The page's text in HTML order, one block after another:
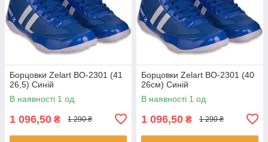
Борцовки Zelart BO-2301 (41
26,5) Синій
В наявності 1 од.
1 096,50 ₴ 1 290 ₴
Борцовки Zelart BO-2301 (40
26см) Синій
В наявності 1 од.
1 096,50 ₴ 1 290 ₴